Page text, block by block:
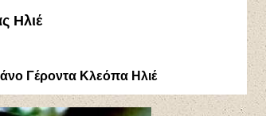
Ηλιέ
Γέροντα Κλεόπα Ηλιέ